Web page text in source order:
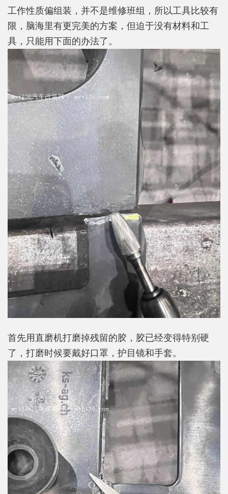
工作性质偏组装，并不是维修班组，所以工具比较有
限，脑海里有更完美的方案，但迫于没有材料和工
具，只能用下面的办法了。
首先用直磨机打磨掉残留的胶，胶已经变得特别硬
了，打磨时候要戴好口罩，护目镜和手套。